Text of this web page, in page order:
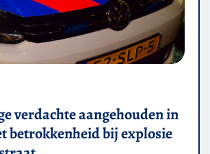
verdachte aangehouden in
betrokkenheid bij explosie